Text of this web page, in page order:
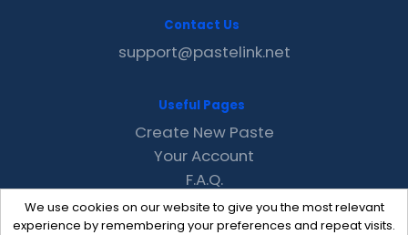
We use cookies on our website to give you the most relevant
experience by remembering your preferences and repeat visits.
Contact Us
support@pastelink.net
Useful Pages
Create New Paste
Your Account
F.A.Q.
Recent
Contact